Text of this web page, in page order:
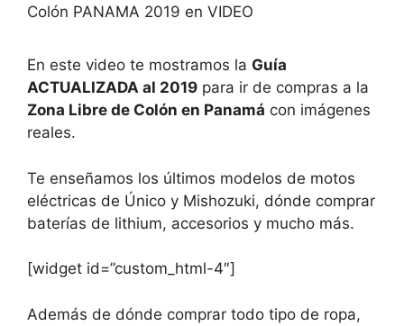
Colón PANAMA 2019 en VIDEO
En este video te mostramos la Guía
ACTUALIZADA al 2019 para ir de compras a la
Zona Libre de Colón en Panamá con imágenes
reales.
Te enseñamos los últimos modelos de motos
eléctricas de Único y Mishozuki, dónde comprar
baterías de lithium, accesorios y mucho más.
[widget id=”custom_html-4″]
Además de dónde comprar todo tipo de ropa,